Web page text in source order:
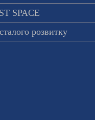
SPACE
розвитку